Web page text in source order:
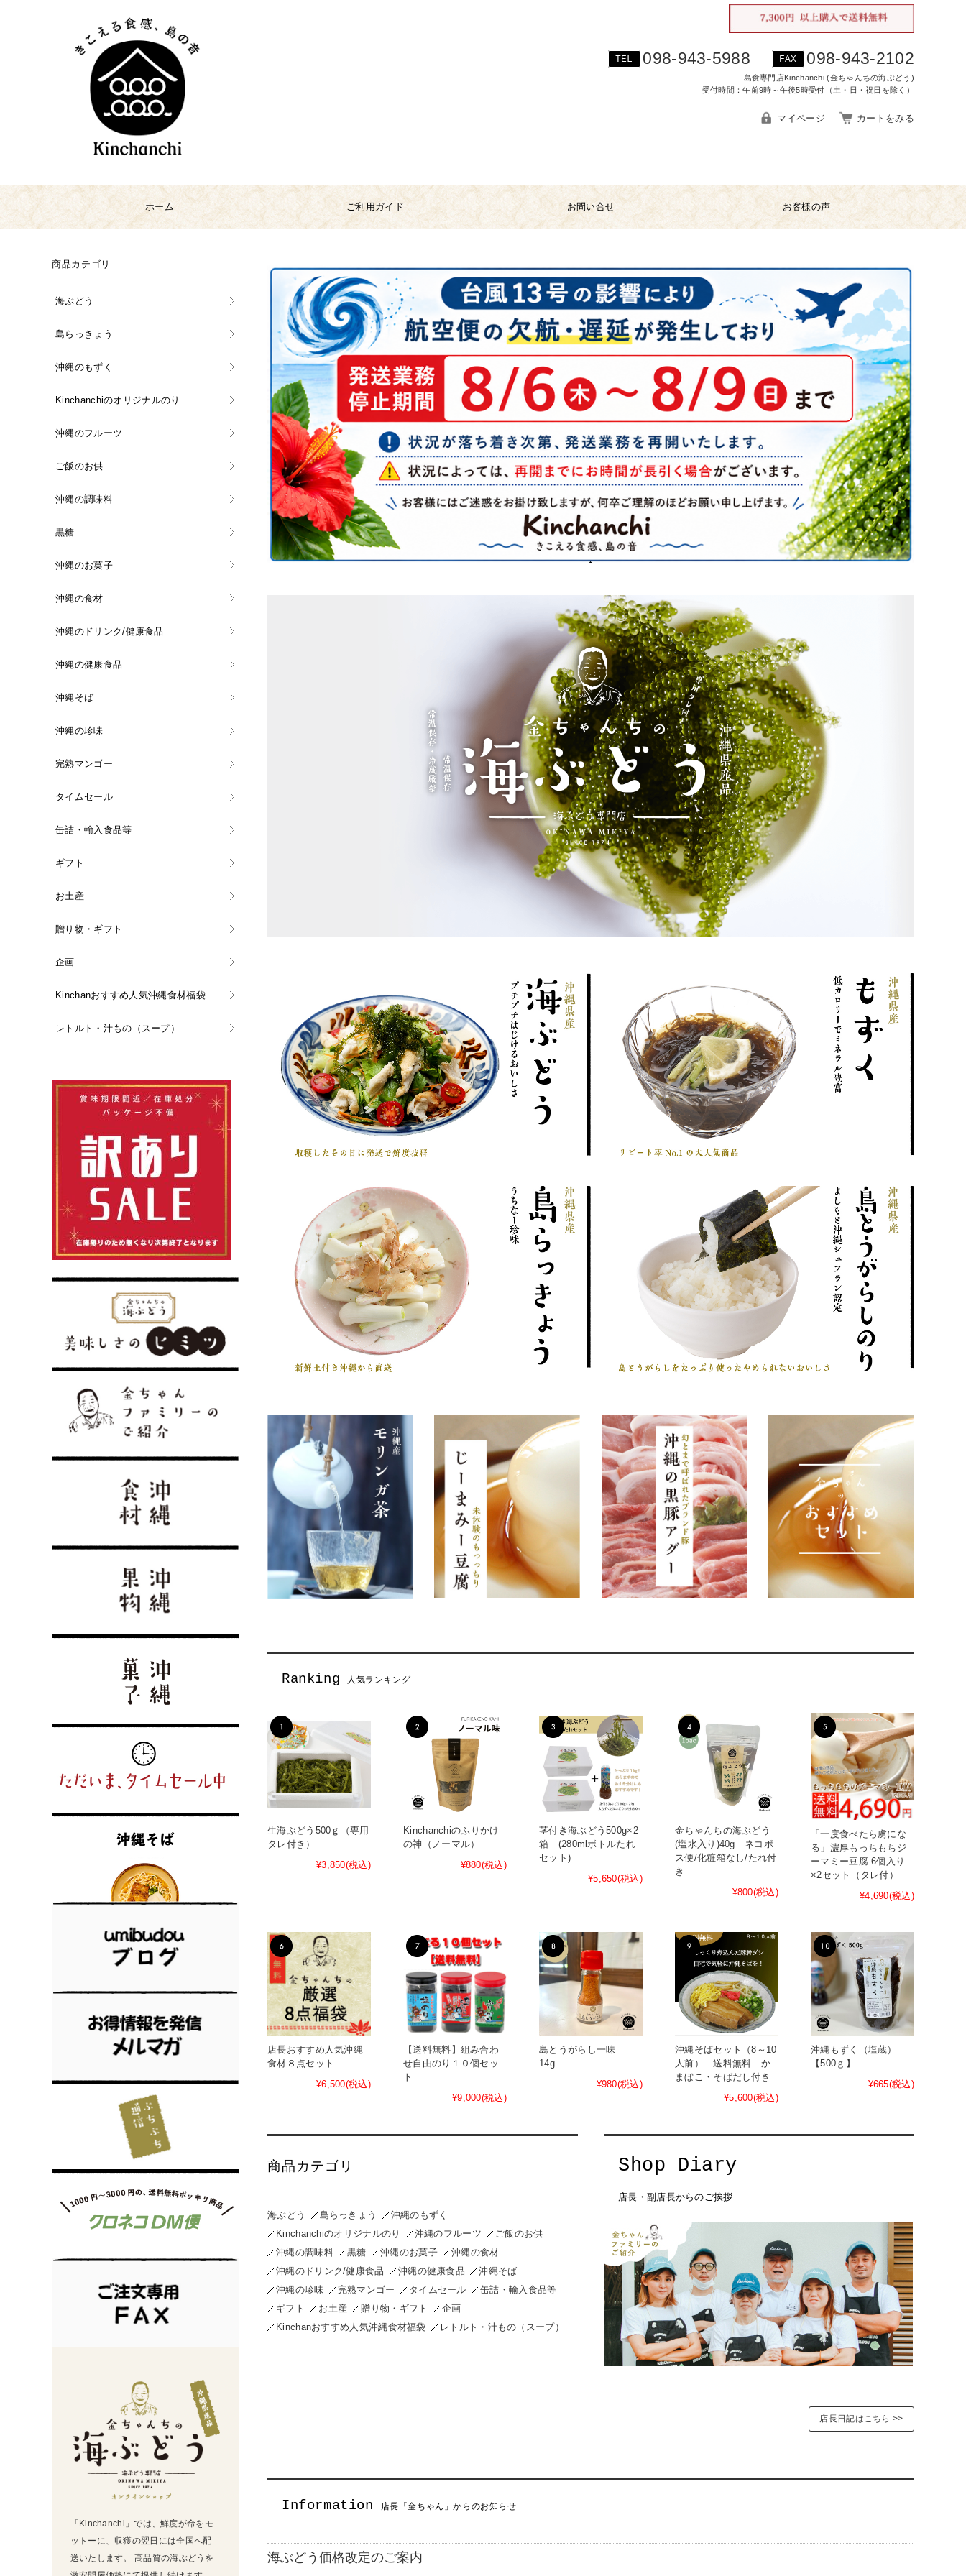
TEL 098-943-5988 FAX 098-943-2102
島食専門店Kinchanchi (金ちゃんちの海ぶどう)
受付時間：午前9時～午後5時受付（土・日・祝日を除く）
マイページ カートをみる
ホーム ご利用ガイド お問い合せ お客様の声
人気ランキング
生海ぶどう500ｇ（専用
タレ付き）
¥3,850(税込)
Kinchanchiのふりかけ
の神（ノーマル）
¥880(税込)
茎付き海ぶどう500g×2
箱 (280mlボトルたれ
セット)
¥5,650(税込)
金ちゃんちの海ぶどう
(塩水入り)40g ネコポ
ス便/化粧箱なし/たれ付
き
¥800(税込)
「一度食べたら虜にな
る」濃厚もっちもちジ
ーマミー豆腐 6個入り
×2セット（タレ付）
¥4,690(税込)
店長おすすめ人気沖縄
食材８点セット
¥6,500(税込)
【送料無料】組み合わ
せ自由のり１０個セッ
ト
¥9,000(税込)
島とうがらし一味
14g
¥980(税込)
沖縄そばセット（8～10
人前） 送料無料 か
まぼこ・そばだし付き
¥5,600(税込)
沖縄もずく（塩蔵）
【500ｇ】
¥665(税込)
商品カテゴリ
海ぶどう 島らっきょう
沖縄のもずく
Kinchanchiのオリジナルのり
沖縄のフルーツ
ご飯のお供
沖縄の調味料
黒糖 沖縄のお菓子
沖縄の食材
沖縄のドリンク/健康食品
沖縄の健康食品
沖縄そば
沖縄の珍味
完熟マンゴー タイムセール
缶詰・輸入食品等
ギフト
お土産 贈り物・ギフト
企画
Kinchanおすすめ人気沖縄食材福袋
レトルト・汁もの（スープ）
店長・副店長からのご挨拶
店長日記はこちら >>
店長「金ちゃん」からのお知らせ
海ぶどう価格改定のご案内
商品カテゴリ
海ぶどう
島らっきょう
沖縄のもずく
Kinchanchiのオリジナルのり
沖縄のフルーツ
ご飯のお供
沖縄の調味料
黒糖
沖縄のお菓子
沖縄の食材
沖縄のドリンク/健康食品
沖縄の健康食品
沖縄そば
沖縄の珍味
完熟マンゴー
タイムセール
缶詰・輸入食品等
ギフト
お土産
贈り物・ギフト
企画
Kinchanおすすめ人気沖縄食材福袋
レトルト・汁もの（スープ）
「Kinchanchi」では、鮮度が命をモ
ットーに、収獲の翌日には全国へ配
送いたします。 高品質の海ぶどうを